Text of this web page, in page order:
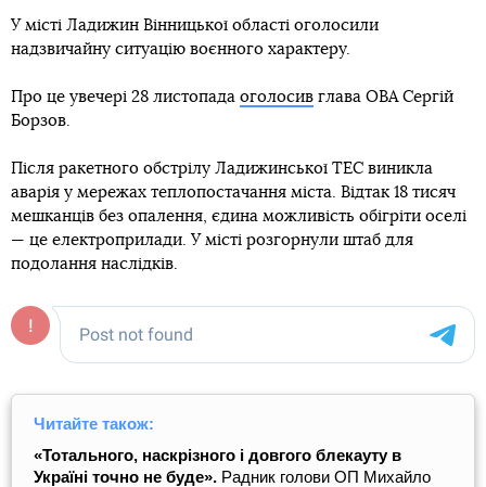
У місті Ладижин Вінницької області оголосили
надзвичайну ситуацію воєнного характеру.
Про це увечері 28 листопада оголосив глава ОВА Сергій
Борзов.
Після ракетного обстрілу Ладижинської ТЕС виникла
аварія у мережах теплопостачання міста. Відтак 18 тисяч
мешканців без опалення, єдина можливість обігріти оселі
— це електроприлади. У місті розгорнули штаб для
подолання наслідків.
Читайте також:
«Тотального, наскрізного і довгого блекауту в
Україні точно не буде». Радник голови ОП Михайло